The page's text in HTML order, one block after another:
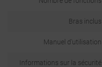
Bras inclus
Manuel d'utilisation
Informations sur la sécurité